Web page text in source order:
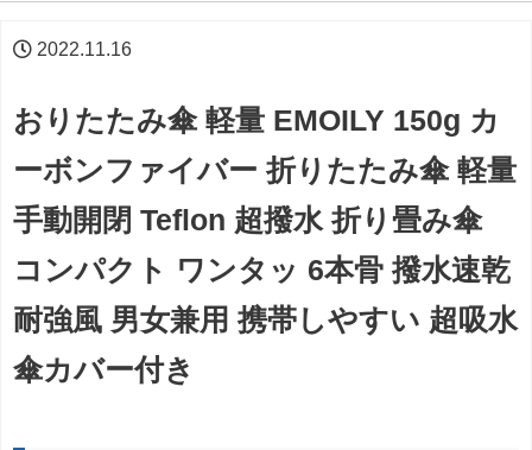
2022.11.16
おりたたみ傘 軽量 EMOILY 150g カ
ーボンファイバー 折りたたみ傘 軽量
手動開閉 Teflon 超撥水 折り畳み傘
コンパクト ワンタッ 6本骨 撥水速乾
耐強風 男女兼用 携帯しやすい 超吸水
傘カバー付き